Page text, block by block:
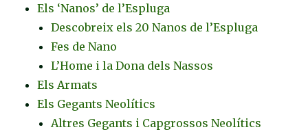
Els ‘Nanos’ de l’Espluga
Descobreix els 20 Nanos de l’Espluga
Fes de Nano
L’Home i la Dona dels Nassos
Els Armats
Els Gegants Neolítics
Altres Gegants i Capgrossos Neolítics